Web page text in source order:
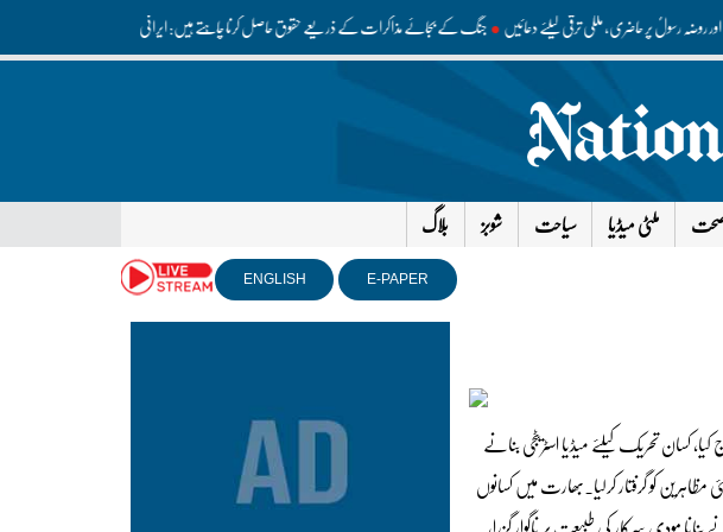
اور روضہ رسولؐ پر حاضری، ملکی ترقی کیلئے دعائیں جنگ کے بجائے مذاکرات کے ذریعے حقوق حاصل کرنا چاہتے ہیں: ایرانی صدر
ملٹی میڈیا سیاحت شوبز بلاگ
E-PAPER
ENGLISH
کسان تحریک کیلئے میڈیا اسٹریٹجی بنانے
کو گرفتار کرلیا۔بھارت میں کسانوں